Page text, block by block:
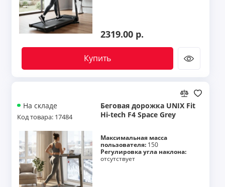
2319.00 р.
Купить
На складе
Код товара: 17484
Беговая дорожка UNIX Fit
Hi-tech F4 Space Grey
Максимальная масса
пользователя: 150
Регулировка угла наклона:
отсутствует